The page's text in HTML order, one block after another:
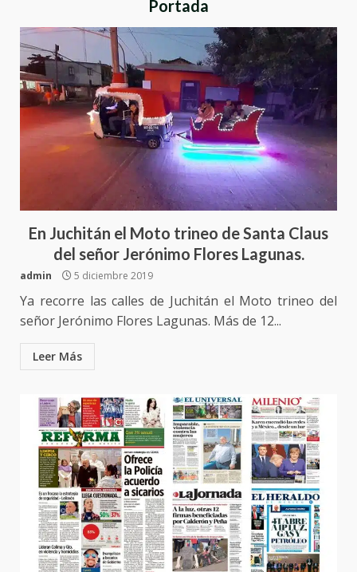
Portada
En Juchitán el Moto trineo de Santa Claus
del señor Jerónimo Flores Lagunas.
admin 5 diciembre 2019
Ya recorre las calles de Juchitán el Moto trineo del
señor Jerónimo Flores Lagunas. Más de 12...
Leer Más